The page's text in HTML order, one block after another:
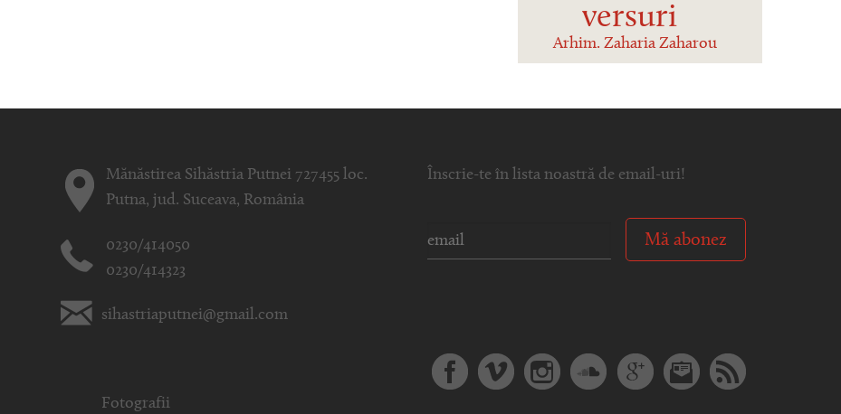
versuri
Arhim. Zaharia Zaharou
Mănăstirea Sihăstria Putnei 727455 loc.
Putna, jud. Suceava, România
0230/414050
0230/414323
sihastriaputnei@gmail.com
Fotografii
Înscrie-te în lista noastră de email-uri!
Mă abonez